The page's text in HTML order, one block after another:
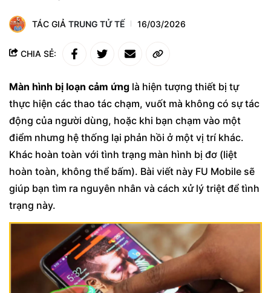
TÁC GIẢ TRUNG TỬ TẾ 16/03/2026
CHIA SẺ:
Màn hình bị loạn cảm ứng là hiện tượng thiết bị tự
thực hiện các thao tác chạm, vuốt mà không có sự tác
động của người dùng, hoặc khi bạn chạm vào một
điểm nhưng hệ thống lại phản hồi ở một vị trí khác.
Khác hoàn toàn với tình trạng màn hình bị đơ (liệt
hoàn toàn, không thể bấm). Bài viết này FU Mobile sẽ
giúp bạn tìm ra nguyên nhân và cách xử lý triệt để tình
trạng này.